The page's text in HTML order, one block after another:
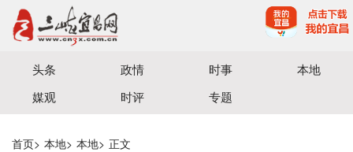
宜昌三峡融媒体中心主办
头条 政情 时事
本地
媒观
时评 专题
首页> 本地> 本地> 正文